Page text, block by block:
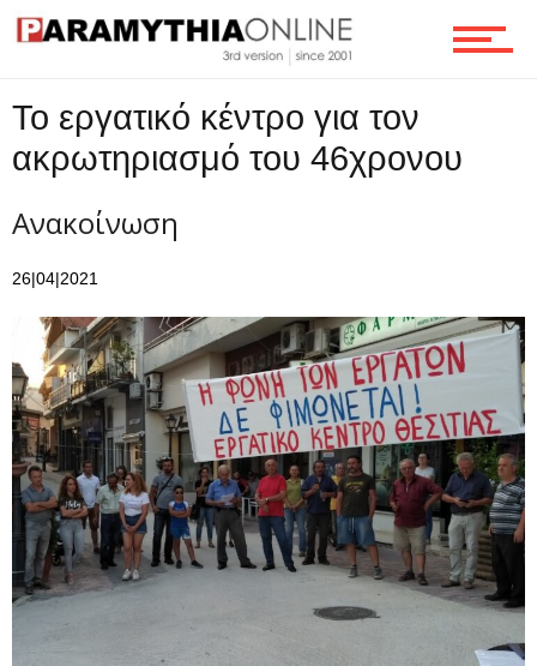
Το εργατικό κέντρο για τον
ακρωτηριασμό του 46χρονου
Ανακοίνωση
26|04|2021